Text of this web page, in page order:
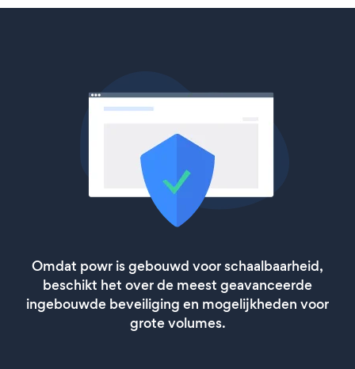
Omdat powr is gebouwd voor schaalbaarheid,
beschikt het over de meest geavanceerde
ingebouwde beveiliging en mogelijkheden voor
grote volumes.